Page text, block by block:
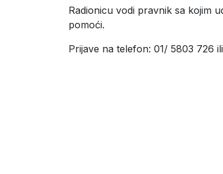
Radionicu vodi pravnik sa kojim
pomoći.
Prijave na telefon: 01/ 5803 726